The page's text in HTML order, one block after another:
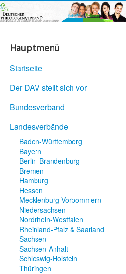
Hauptmenü
Startseite
Der DAV stellt sich vor
Bundesverband
Landesverbände
Baden-Württemberg
Bayern
Berlin-Brandenburg
Bremen
Hamburg
Hessen
Mecklenburg-Vorpommern
Niedersachsen
Nordrhein-Westfalen
Rheinland-Pfalz & Saarland
Sachsen
Sachsen-Anhalt
Schleswig-Holstein
Thüringen